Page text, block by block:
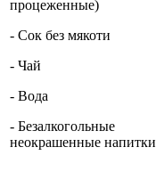
процеженные)
- Сок без мякоти
- Чай
- Вода
- Безалкогольные
неокрашенные напитки